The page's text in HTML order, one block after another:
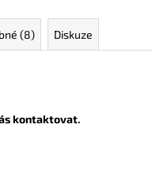
(8) Diskuze
kontaktovat.